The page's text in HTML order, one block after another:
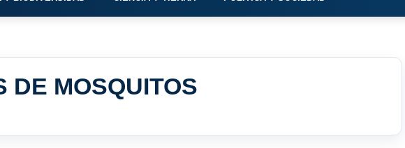
DE MOSQUITOS